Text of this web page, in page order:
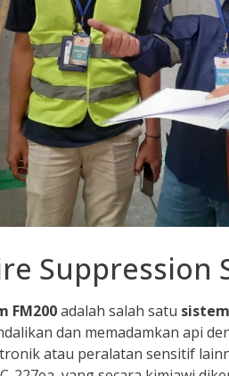
Suppression
FM200adalah salah satu
dan memadamkan api
atau peralatan sensitif